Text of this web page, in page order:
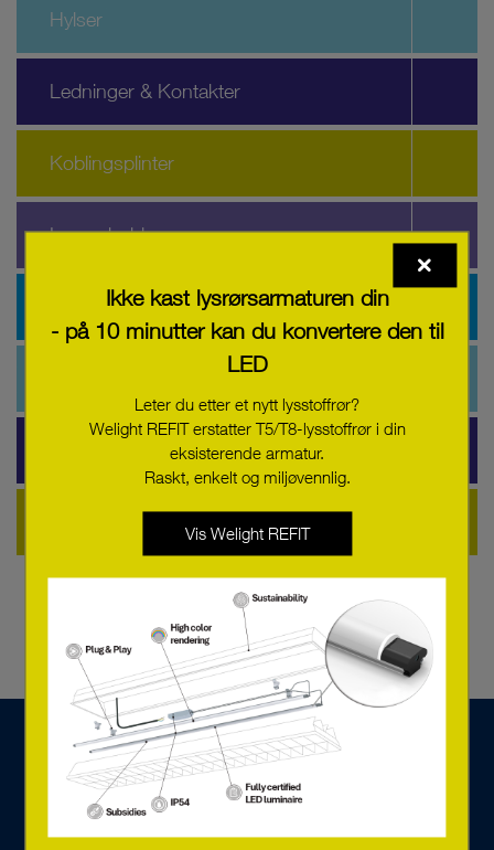
Hylser
Ledninger & Kontakter
Koblingsplinter
Lampeholder
Linser & Kabinett
Ikke kast lysrørsarmaturen din
- på 10 minutter kan du konvertere den til
LED
Leter du etter et nytt lysstoffrør?
Welight REFIT erstatter T5/T8-lysstoffrør i din
eksisterende armatur.
Raskt, enkelt og miljøvennlig.
Vis Welight REFIT